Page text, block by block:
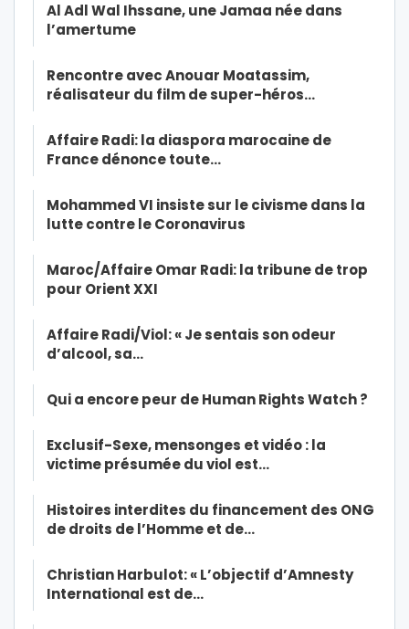
Al Adl Wal Ihssane, une Jamaa née dans
l’amertume
Rencontre avec Anouar Moatassim,
réalisateur du film de super-héros…
Affaire Radi: la diaspora marocaine de
France dénonce toute…
Mohammed VI insiste sur le civisme dans la
lutte contre le Coronavirus
Maroc/Affaire Omar Radi: la tribune de trop
pour Orient XXI
Affaire Radi/Viol: « Je sentais son odeur
d’alcool, sa…
Qui a encore peur de Human Rights Watch ?
Exclusif-Sexe, mensonges et vidéo : la
victime présumée du viol est…
Histoires interdites du financement des ONG
de droits de l’Homme et de…
Christian Harbulot: « L’objectif d’Amnesty
International est de…